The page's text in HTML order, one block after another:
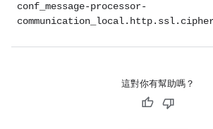
conf_message-processor-
這對你有幫助嗎？